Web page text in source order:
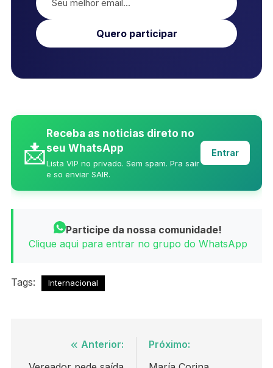
Quero participar
📩
Receba as noticias direto no
seu WhatsApp
Lista VIP no privado. Sem spam. Pra sair
e so enviar SAIR.
Entrar
Participe da nossa comunidade!
Clique aqui para entrar no grupo do WhatsApp
Tags: Internacional
Navegação
Anterior:
Próximo: